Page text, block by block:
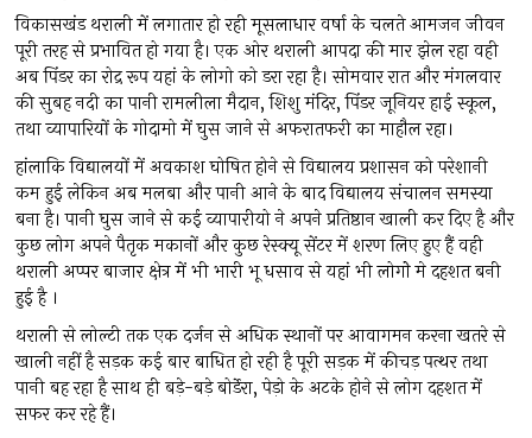
विकासखंड थराली में लगातार हो रही मूसलाधार वर्षा के चलते आमजन जीवन
पूरी तरह से प्रभावित हो गया है। एक ओर थराली आपदा की मार झेल रहा वही
अब पिंडर का रोद्र रूप यहां के लोगो को डरा रहा है। सोमवार रात और मंगलवार
की सुबह नदी का पानी रामलीला मैदान, शिशु मंदिर, पिंडर जूनियर हाई स्कूल,
तथा व्यापारियों के गोदामो में घुस जाने से अफरातफरी का माहौल रहा।
हांलाकि विद्यालयों में अवकाश घोषित होने से विद्यालय प्रशासन को परेशानी
कम हुई लेकिन अब मलबा और पानी आने के बाद विद्यालय संचालन समस्या
बना है। पानी घुस जाने से कई व्यापारीयो ने अपने प्रतिष्ठान खाली कर दिए है और
कुछ लोग अपने पैतृक मकानों और कुछ रेस्क्यू सेंटर में शरण लिए हुए हैं वही
थराली अप्पर बाजार क्षेत्र में भी भारी भू धसाव से यहां भी लोगोे मे दहशत बनी
हुई है ।
थराली से लोल्टी तक एक दर्जन से अधिक स्थानों पर आवागमन करना खतरे से
खाली नहीं है सड़क कई बार बाधित हो रही है पूरी सड़क में कीचड़ पत्थर तथा
पानी बह रहा है साथ ही बड़े-बड़े बोर्डेरा, पेड़ो के अटके होने से लोग दहशत में
सफर कर रहे हैं।